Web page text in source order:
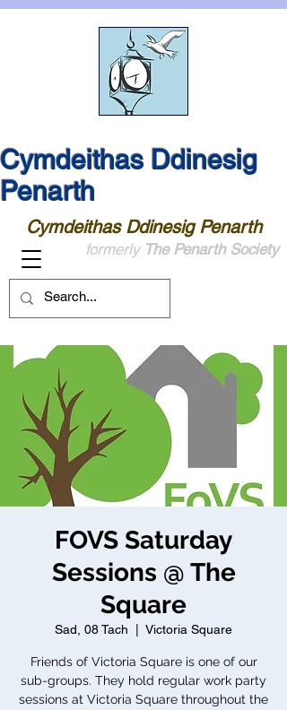
Cymdeithas Ddinesig
Penarth
Cymdeithas Ddinesig Penarth
formerly The Penarth Society
FOVS Saturday
Sessions @ The
Square
Sad, 08 Tach Victoria Square
Friends of Victoria Square is one of our
sub-groups. They hold regular work party
sessions at Victoria Square throughout the